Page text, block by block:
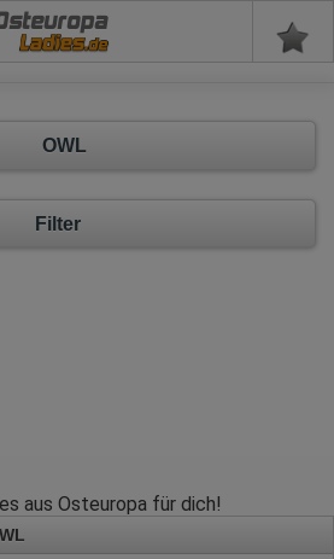
OWL
Filter
aus Osteuropa für dich!